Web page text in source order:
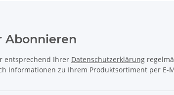
Abonnieren
entsprechend Ihrer Datenschutzerklärung
Informationen zu Ihrem Produktsortiment per E-